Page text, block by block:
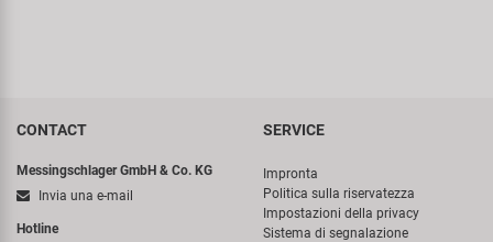
CONTACT
Messingschlager GmbH & Co. KG
Invia una e-mail
Hotline
SERVICE
Impronta
Politica sulla riservatezza
Impostazioni della privacy
Sistema di segnalazione